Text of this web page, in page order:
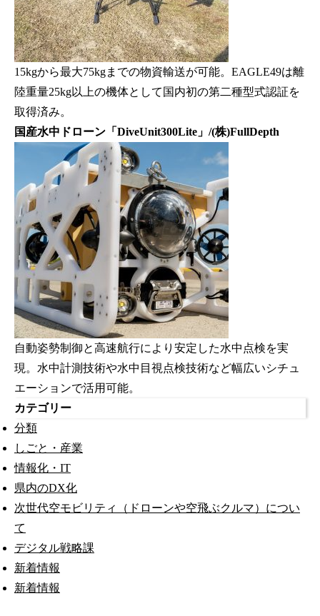
15kgから最大75kgまでの物資輸送が可能。EAGLE49は離
陸重量25kg以上の機体として国内初の第二種型式認証を
取得済み。
国産水中ドローン「DiveUnit300Lite」/(株)FullDepth
自動姿勢制御と高速航行により安定した水中点検を実
現。水中計測技術や水中目視点検技術など幅広いシチュ
エーションで活用可能。
カテゴリー
分類
しごと・産業
情報化・IT
県内のDX化
次世代空モビリティ（ドローンや空飛ぶクルマ）につい
て
デジタル戦略課
新着情報
新着情報